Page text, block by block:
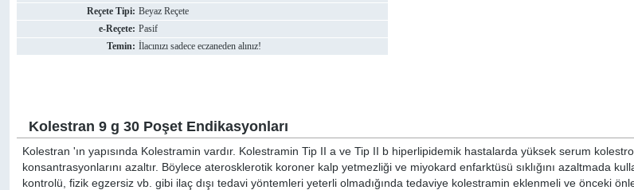
Reçete Tipi: Beyaz Reçete
e-Reçete: Pasif
Temin: İlacınızı sadece eczaneden alınız!
Kolestran 9 g 30 Poşet Endikasyonları
Kolestran 'ın yapısında Kolestramin vardır. Kolestramin Tip II a ve Tip II b hiperlipidemik hastalarda yüksek serum
konsantrasyonlarını azaltır. Böylece aterosklerotik koroner kalp yetmezliği ve miyokard enfarktüsü sıklığını azaltmada
kontrolü, fizik egzersiz vb. gibi ilaç dışı tedavi yöntemleri yeterli olmadığında tedaviye kolestramin eklenmeli ve önceki